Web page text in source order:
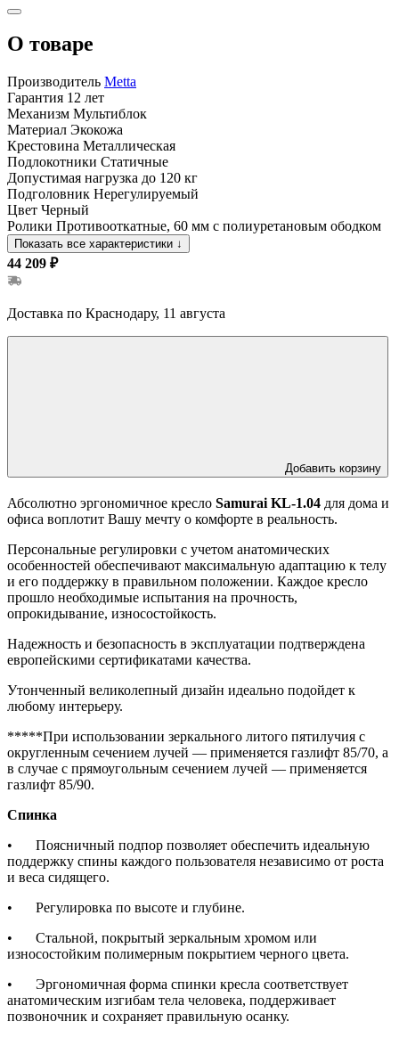
О товаре
Производитель Metta
Гарантия 12 лет
Механизм Мультиблок
Материал Экокожа
Крестовина Металлическая
Подлокотники Статичные
Допустимая нагрузка до 120 кг
Подголовник Нерегулируемый
Цвет Черный
Ролики Противооткатные, 60 мм с полиуретановым ободком
Показать все характеристики ↓
44 209 ₽
Доставка по Краснодару, 11 августа
Добавить корзину
Абсолютно эргономичное кресло Samurai KL-1.04 для дома и
офиса воплотит Вашу мечту о комфорте в реальность.
Персональные регулировки с учетом анатомических
особенностей обеспечивают максимальную адаптацию к телу
и его поддержку в правильном положении. Каждое кресло
прошло необходимые испытания на прочность,
опрокидывание, износостойкость.
Надежность и безопасность в эксплуатации подтверждена
европейскими сертификатами качества.
Утонченный великолепный дизайн идеально подойдет к
любому интерьеру.
*****При использовании зеркального литого пятилучия с
округленным сечением лучей — применяется газлифт 85/70, а
в случае с прямоугольным сечением лучей — применяется
газлифт 85/90.
Спинка
•
Поясничный подпор позволяет обеспечить идеальную
поддержку спины каждого пользователя независимо от роста
и веса сидящего.
•
Регулировка по высоте и глубине.
•
Стальной, покрытый зеркальным хромом или
износостойким полимерным покрытием черного цвета.
•
Эргономичная форма спинки кресла соответствует
анатомическим изгибам тела человека, поддерживает
позвоночник и сохраняет правильную осанку.